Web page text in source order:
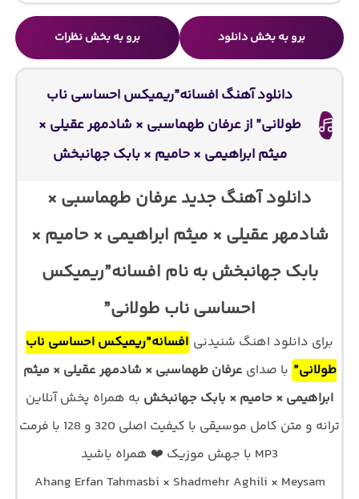
برو به بخش دانلود برو به بخش نظرات
دانلود آهنگ افسانه”ریمیکس احساسی ناب
طولانی” از عرفان طهماسبی × شادمهر عقیلی ×
میثم ابراهیمی × حامیم × بابک جهانبخش
دانلود آهنگ جدید عرفان طهماسبی ×
شادمهر عقیلی × میثم ابراهیمی × حامیم ×
بابک جهانبخش به نام افسانه”ریمیکس
احساسی ناب طولانی”
برای دانلود اهنگ شنیدنی افسانه”ریمیکس احساسی ناب
طولانی” با صدای عرفان طهماسبی × شادمهر عقیلی × میثم
ابراهیمی × حامیم × بابک جهانبخش به همراه پخش آنلاین
ترانه و متن کامل موسیقی با کیفیت اصلی 320 و 128 با فرمت
MP3 با جهش موزیک ❤️ همراه باشید
Ahang Erfan Tahmasbi × Shadmehr Aghili × Meysam